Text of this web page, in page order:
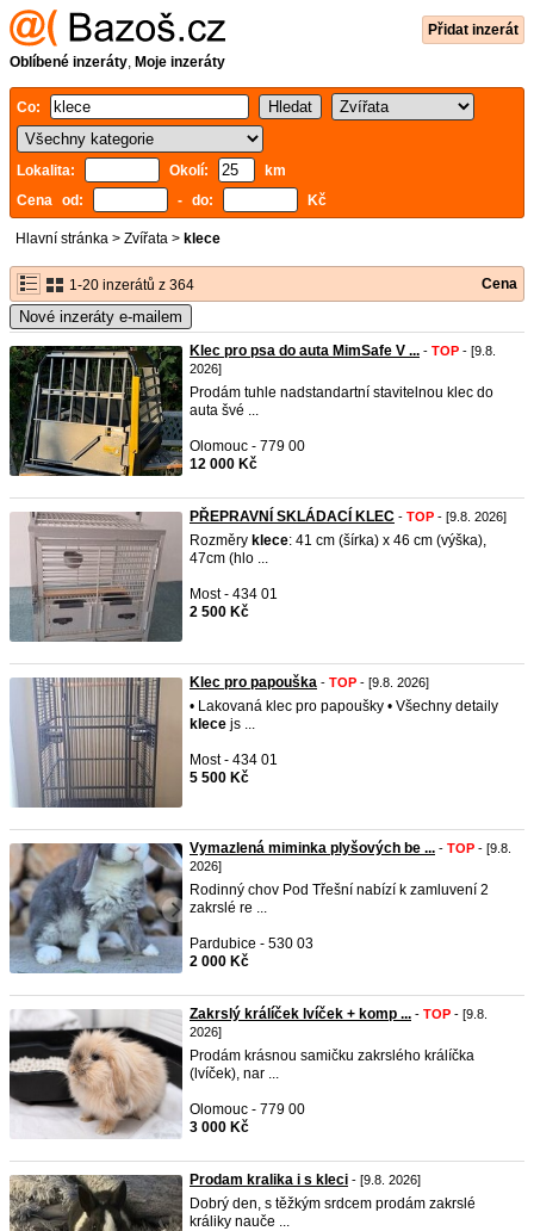
Přidat inzerát
Oblíbené inzeráty, Moje inzeráty
Co:
Lokalita: Okolí:
km
Cena od:
- do: Kč
Hlavní stránka > Zvířata > klece
1-20 inzerátů z 364 Cena
Nové inzeráty e-mailem
Klec pro psa do auta MimSafe V ... - TOP - [9.8.
2026]
Prodám tuhle nadstandartní stavitelnou klec do
auta švé ...
Olomouc - 779 00
12 000 Kč
PŘEPRAVNÍ SKLÁDACÍ KLEC - TOP - [9.8. 2026]
Rozměry klece: 41 cm (šírka) x 46 cm (výška),
47cm (hlo ...
Most - 434 01
2 500 Kč
Klec pro papouška - TOP - [9.8. 2026]
• Lakovaná klec pro papoušky • Všechny detaily
klece js ...
Most - 434 01
5 500 Kč
Vymazlená miminka plyšových be ... - TOP - [9.8.
2026]
Rodinný chov Pod Třešní nabízí k zamluvení 2
zakrslé re ...
Pardubice - 530 03
2 000 Kč
Zakrslý králíček lvíček + komp ... - TOP - [9.8.
2026]
Prodám krásnou samičku zakrslého králíčka
(lvíček), nar ...
Olomouc - 779 00
3 000 Kč
Prodam kralika i s kleci - [9.8. 2026]
Dobrý den, s těžkým srdcem prodám zakrslé
králiky nauče ...